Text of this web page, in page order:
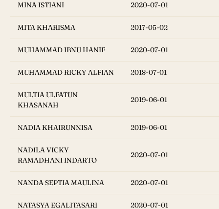
MINA ISTIANI 2020-07-01
MITA KHARISMA 2017-05-02
MUHAMMAD IBNU HANIF 2020-07-01
MUHAMMAD RICKY ALFIAN 2018-07-01
MULTIA ULFATUN
KHASANAH
2019-06-01
NADIA KHAIRUNNISA 2019-06-01
NADILA VICKY
RAMADHANI INDARTO
2020-07-01
NANDA SEPTIA MAULINA 2020-07-01
NATASYA EGALITASARI 2020-07-01